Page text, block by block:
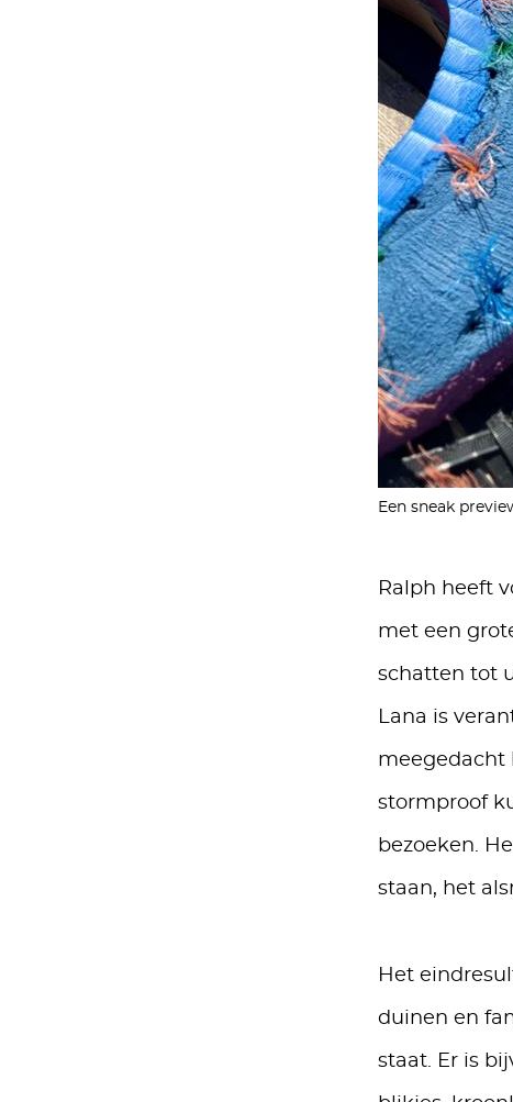
Een sneak
Ralph heeft
met een
schatten tot
Lana is
meegedacht
stormproof
bezoeken.
staan, het
Het
duinen en
staat. Er is